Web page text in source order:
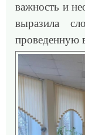
важность и
выразила
проведенную